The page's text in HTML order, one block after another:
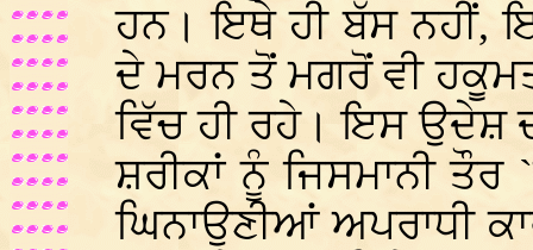
ਹਨ। ਇਥੇ ਹੀ ਬੱਸ ਨਹੀਂ,
ਦੇ ਮਰਨ ਤੋਂ ਮਗਰੋਂ ਵੀ
ਵਿੱਚ ਹੀ ਰਹੇ। ਇਸ ਉਦੇਸ਼
ਸ਼ਰੀਕਾਂ ਨੂੰ ਜਿਸਮਾਨੀ
ਘਿਨਾਉਣੀਆਂ ਅਪਰਾਧੀ